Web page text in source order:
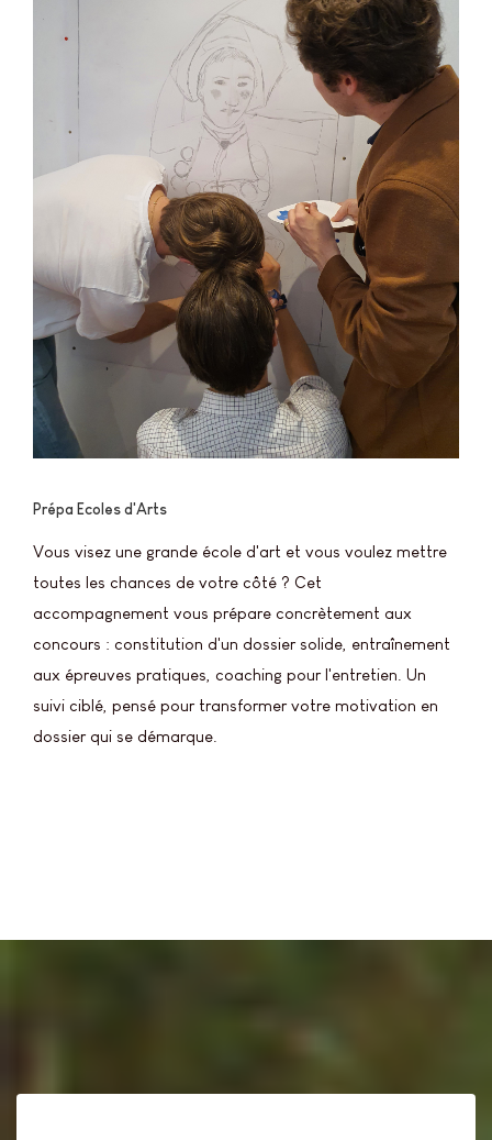
Prépa Ecoles d'Arts
Vous visez une grande école d'art et vous voulez mettre
toutes les chances de votre côté ? Cet
accompagnement vous prépare concrètement aux
concours : constitution d'un dossier solide, entraînement
aux épreuves pratiques, coaching pour l'entretien. Un
suivi ciblé, pensé pour transformer votre motivation en
dossier qui se démarque.